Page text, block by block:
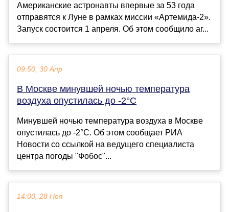
Американские астронавты впервые за 53 года
отправятся к Луне в рамках миссии «Артемида-2».
Запуск состоится 1 апреля. Об этом сообщило аг...
09:50, 30 Апр
В Москве минувшей ночью температура
воздуха опустилась до -2°С
Минувшей ночью температура воздуха в Москве
опустилась до -2°С. Об этом сообщает РИА
Новости со ссылкой на ведущего специалиста
центра погоды "Фобос"...
14:00, 28 Ноя